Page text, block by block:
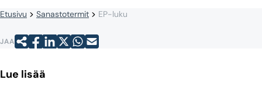
Etusivu Sanastotermit EP-luku
JAA
Lue lisää